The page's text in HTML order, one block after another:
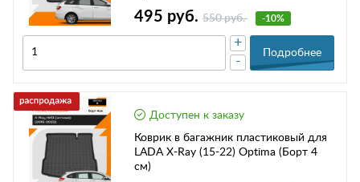
495 руб. 550 руб. -10%
-
+
Подробнее
Доступен к заказу
Коврик в багажник пластиковый для
LADA X-Ray (15-22) Optima (Борт 4
см)